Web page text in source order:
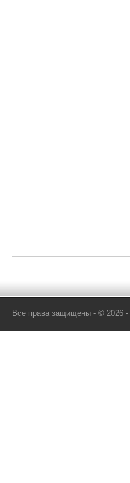
Все права защищены - © 2026 -